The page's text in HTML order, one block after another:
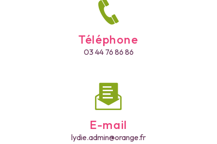
Téléphone
03 44 76 86 86
E-mail
lydie.admin@orange.fr